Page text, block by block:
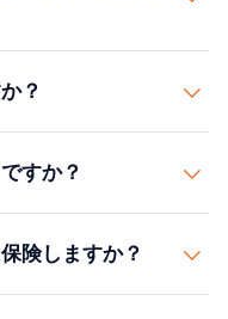
ルート調査と許可付
、認証を調整し、液
DG取扱いと書類作成
？
します。機器が正し
チームと調整しま
すか？
24時間365日航空貨
ーク内のパートナー
険しますか？